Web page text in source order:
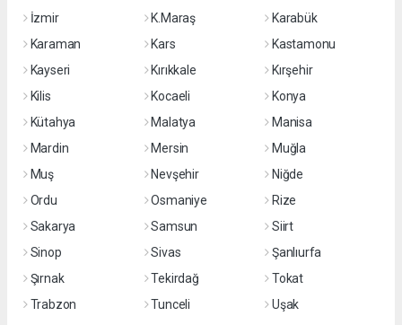
İzmir
K.Maraş
Karabük
Karaman
Kars
Kastamonu
Kayseri
Kırıkkale
Kırşehir
Kilis
Kocaeli
Konya
Kütahya
Malatya
Manisa
Mardin
Mersin
Muğla
Muş
Nevşehir
Niğde
Ordu
Osmaniye
Rize
Sakarya
Samsun
Siirt
Sinop
Sivas
Şanlıurfa
Şırnak
Tekirdağ
Tokat
Trabzon
Tunceli
Uşak